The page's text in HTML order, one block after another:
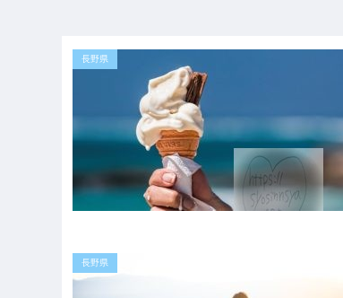
長野県
長野県